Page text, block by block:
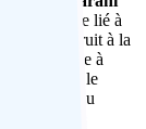
tantrique lié à
a été construit à la
comme à
dans le
l’intérieur du
et nuit.